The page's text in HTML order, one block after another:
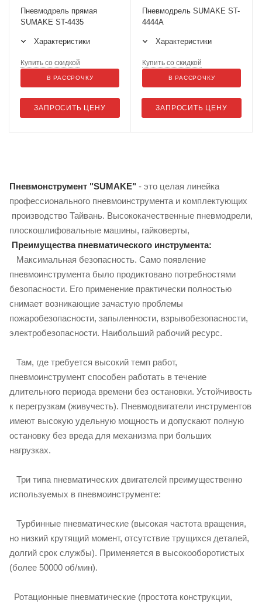
Пневмодрель прямая
SUMAKE ST-4435
Характеристики
ЗАПРОСИТЬ ЦЕНУ
Купить со скидкой
В РАССРОЧКУ
Пневмодрель SUMAKE ST-
4444A
Характеристики
ЗАПРОСИТЬ ЦЕНУ
Купить со скидкой
В РАССРОЧКУ
Пневмонструмент "SUMAKE" - это целая линейка
профессионального пневмоинструмента и комплектующих
производство Тайвань. Высококачественные пневмодрели,
плоскошлифовальные машины, гайковерты,
Преимущества пневматического инструмента:
Максимальная безопасность. Само появление
пневмоинструмента было продиктовано потребностями
безопасности. Его применение практически полностью
снимает возникающие зачастую проблемы
пожаробезопасности, запыленности, взрывобезопасности,
электробезопасности. Наибольший рабочий ресурс.
Там, где требуется высокий темп работ,
пневмоинструмент способен работать в течение
длительного периода времени без остановки. Устойчивость
к перегрузкам (живучесть). Пневмодвигатели инструментов
имеют высокую удельную мощность и допускают полную
остановку без вреда для механизма при больших
нагрузках.
Три типа пневматических двигателей преимущественно
используемых в пневмоинструменте:
Турбинные пневматические (высокая частота вращения,
но низкий крутящий момент, отсутствие трущихся деталей,
долгий срок службы). Применяется в высокооборотистых
(более 50000 об/мин).
Ротационные пневматические (простота конструкции,